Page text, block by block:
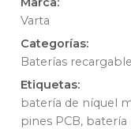
Varta
Categorías:
Baterías
Etiquetas:
batería de níquel
pines PCB, batería